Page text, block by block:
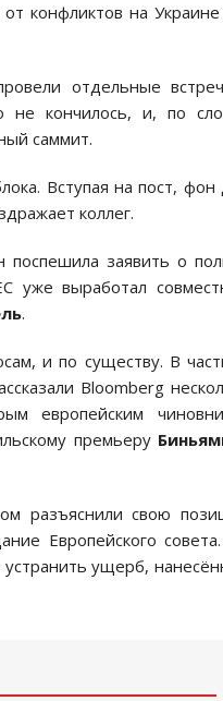
конфликтов на
отдельные
кончилось, и, по
саммит.
Вступая на пост, фон
коллег.
заявить о
уже выработал
.
и по существу. В
Bloomberg
европейским
премьеру
разъяснили свою
Европейского
ущерб,